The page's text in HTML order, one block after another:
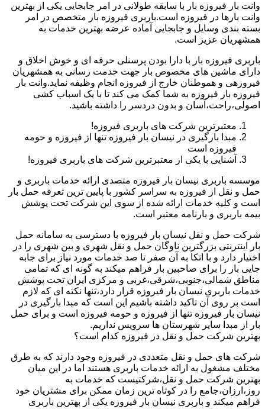
وانت بار فیروزه بار با سابقه طولانی در امر جابجایی یکی از بهترین
وانت بارها در فیروزه است.باربری فیروزه بار متخصص در امر
بسته بندی وسایل و جابجایی آماده عرضه بهترین خدمات به
همشهریان عزیز است.
باربری فیروزه بار با دارا بودن پرسنلی حرفه ای و خوش اخلاق و
دارای ماشین های مخصوص بار جهت خدمت رسانی به همشهریان
فیروزهی و هموطنان خارج از فیروزه انجام وظیفه نماید.وانت بار
فیروزه بار فیروزه به شما کمک می کند تا با یک اسباب کشی
اصولی،راحت،آسان و بدون دردسر را داشته باشید.
معتبرترین شرکت های باربری فیروزه!
مبدا بارگیری در نیسان بار فیروزه تنها از فیروزه و حومه
فیروزه است
آشنایی با یکی از معتبرترین شرکت های باربری فیروزه!
موسسه باربری نیسان بار فیروزه متصدی ارائه خدمات باربری و
حمل و نقل از فیروزه به سراسر کشور با پایین ترین تعرفه حمل بار
است و کلیه خدمات ارائه شده از سوی این شرکت تحت پوشش
بیمه باربری و بارنامه معتبر است.
شرکت حمل و نقل نیسان بار فیروزه با دسترسی به سامانه حمل
بار اینترنتی بزرگترین ناوگان حمل و نقل شهری و بین شهری را در
اختیار دارد و با اتکا به آن صفر تا صد خدمات مورد نیاز برای جابه
جایی بار را برای صاحبین بار فراهم میکند به گونه ای که تمامی
مناطق شمالی،جنوبی،شرقی،غربی و مرکزی ایران تحت پوشش
خدمات باربری نیسان بار فیروزه قرار دارد،تنها نکته ای که لازم
است بر روی آن تاکید داشته باشیم این است که مبدا بارگیری در
نیسان بار فیروزه تنها از فیروزه و حومه فیروزه است و برای حمل
بار از مبدا سایر شهرستان ها سرویس نداریم.
بهترین شرکت حمل و نقل در فیروزه کدام است؟
شرکت های حمل و نقل متعددی در فیروزه وجود دارند که به طرق
مختلف مشغول به ارائه خدمات باربری هستند اما در این میان
بهترین شرکت حمل و نقل،شرکتیست که خدمات به
روز،ارزان،جامع را در کوتاه ترین زمان ممکن برای مشتریان خود
فراهم میکند و باربری نیسان بار فیروزه یکی از بهترین باربری